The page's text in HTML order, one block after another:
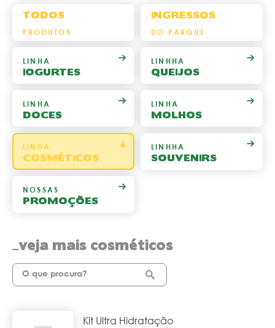
TODOS
PRODUTOS
INGRESSOS
DO PARQUE
LINHA
IOGURTES
LINHHA
QUEIJOS
LINHA
DOCES
LINHA
MOLHOS
LINHA
COSMÉTICOS
LINHHA
SOUVENIRS
NOSSAS
PROMOÇÕES
veja mais cosméticos
Kit Ultra Hidratação